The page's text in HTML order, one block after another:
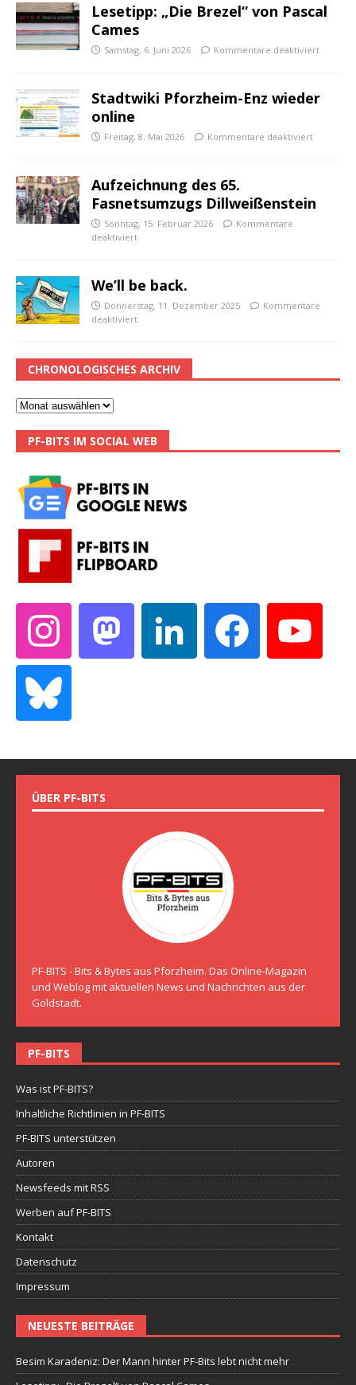
Lesetipp: „Die Brezel“ von Pascal
Cames
Samstag, 6. Juni 2026 Kommentare deaktiviert
Stadtwiki Pforzheim-Enz wieder
online
Freitag, 8. Mai 2026 Kommentare deaktiviert
Aufzeichnung des 65.
Fasnetsumzugs Dillweißenstein
Sonntag, 15. Februar 2026
Kommentare
deaktiviert
We’ll be back.
Donnerstag, 11. Dezember 2025
Kommentare
deaktiviert
CHRONOLOGISCHES ARCHIV
PF-BITS IM SOCIAL WEB
ÜBER PF-BITS
PF-BITS - Bits & Bytes aus Pforzheim. Das Online-Magazin
und Weblog mit aktuellen News und Nachrichten aus der
Goldstadt.
PF-BITS
Was ist PF-BITS?
Inhaltliche Richtlinien in PF-BITS
PF-BITS unterstützen
Autoren
Newsfeeds mit RSS
Werben auf PF-BITS
Kontakt
Datenschutz
Impressum
NEUESTE BEITRÄGE
Besim Karadeniz: Der Mann hinter PF-Bits lebt nicht mehr